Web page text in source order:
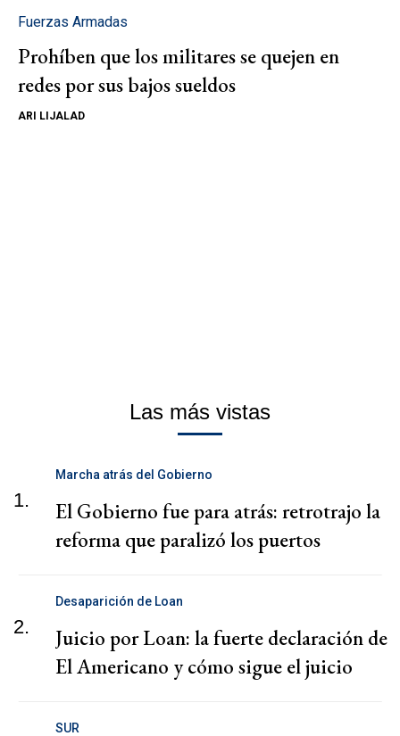
Fuerzas Armadas
Prohíben que los militares se quejen en
redes por sus bajos sueldos
ARI LIJALAD
Las más vistas
1.
Marcha atrás del Gobierno
El Gobierno fue para atrás: retrotrajo la
reforma que paralizó los puertos
2.
Desaparición de Loan
Juicio por Loan: la fuerte declaración de
El Americano y cómo sigue el juicio
SUR